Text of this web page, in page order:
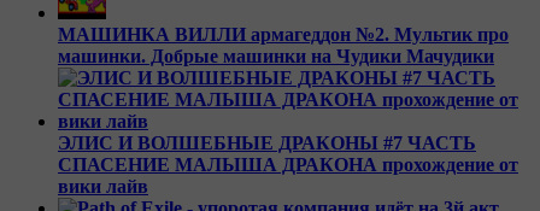
МАШИНКА ВИЛЛИ армагеддон №2. Мультик про
машинки. Добрые машинки на Чудики Мачудики
ЭЛИС И ВОЛШЕБНЫЕ ДРАКОНЫ #7 ЧАСТЬ
СПАСЕНИЕ МАЛЫША ДРАКОНА прохождение от
вики лайв